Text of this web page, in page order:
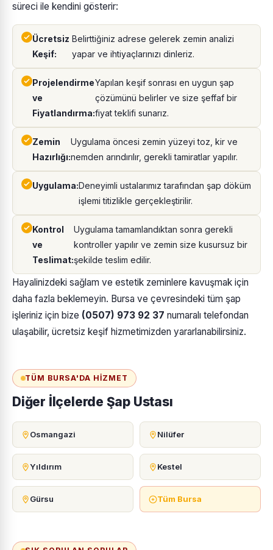
süreci ile kendini gösterir:
Ücretsiz
Keşif:
Belirttiğiniz adrese gelerek zemin analizi
yapar ve ihtiyaçlarınızı dinleriz.
Projelendirme
ve
Fiyatlandırma:
Yapılan keşif sonrası en uygun şap
çözümünü belirler ve size şeffaf bir
fiyat teklifi sunarız.
Zemin
Hazırlığı:
Uygulama öncesi zemin yüzeyi toz, kir ve
nemden arındırılır, gerekli tamiratlar yapılır.
Uygulama:Deneyimli ustalarımız tarafından şap döküm
işlemi titizlikle gerçekleştirilir.
Kontrol
ve
Teslimat:
Uygulama tamamlandıktan sonra gerekli
kontroller yapılır ve zemin size kusursuz bir
şekilde teslim edilir.
Hayalinizdeki sağlam ve estetik zeminlere kavuşmak için
daha fazla beklemeyin. Bursa ve çevresindeki tüm şap
işleriniz için bize (0507) 973 92 37 numaralı telefondan
ulaşabilir, ücretsiz keşif hizmetimizden yararlanabilirsiniz.
TÜM BURSA'DA HIZMET
Diğer İlçelerde Şap Ustası
Osmangazi Nilüfer
Yıldırım Kestel
Gürsu Tüm Bursa